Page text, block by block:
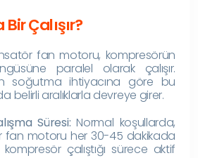
Çalışır?
fan motoru, kompresörün
paralel olarak çalışır.
soğutma ihtiyacına göre bu
belirli aralıklarla devreye girer.
Süresi: Normal koşullarda,
fan motoru her 30-45 dakikada
kompresör çalıştığı sürece aktif